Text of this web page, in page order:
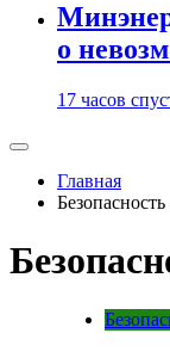
о
17 часов
Главная
Безопасность